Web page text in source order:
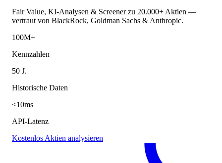
Fair Value, KI-Analysen & Screener zu 20.000+ Aktien —
vertraut von BlackRock, Goldman Sachs & Anthropic.
100M+
Kennzahlen
50 J.
Historische Daten
<10ms
API-Latenz
Kostenlos Aktien analysieren